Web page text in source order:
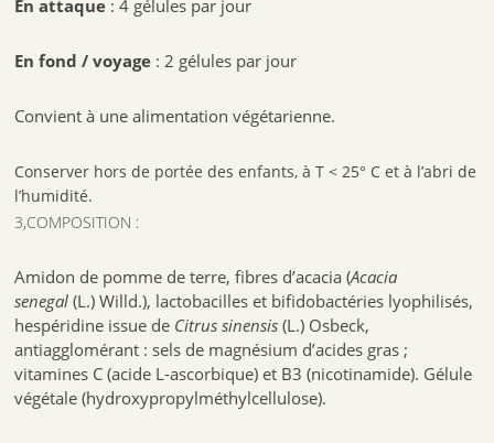
En attaque : 4 gélules par jour
En fond / voyage : 2 gélules par jour
Convient à une alimentation végétarienne.
Conserver hors de portée des enfants, à T < 25° C et à l’abri de
l’humidité.
3,COMPOSITION :
Amidon de pomme de terre, fibres d’acacia (Acacia
senegal (L.) Willd.), lactobacilles et bifidobactéries lyophilisés,
hespéridine issue de Citrus sinensis (L.) Osbeck,
antiagglomérant : sels de magnésium d’acides gras ;
vitamines C (acide L-ascorbique) et B3 (nicotinamide). Gélule
végétale (hydroxypropylméthylcellulose).